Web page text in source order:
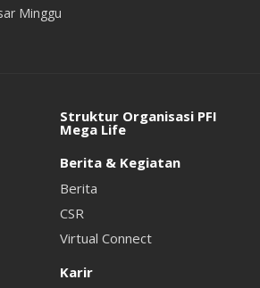
Minggu
Struktur Organisasi PFI
Mega Life
Berita & Kegiatan
Berita
CSR
Virtual Connect
Karir